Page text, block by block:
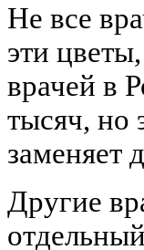
Не все
эти
врачей в
тысяч, но
заменяет
Другие